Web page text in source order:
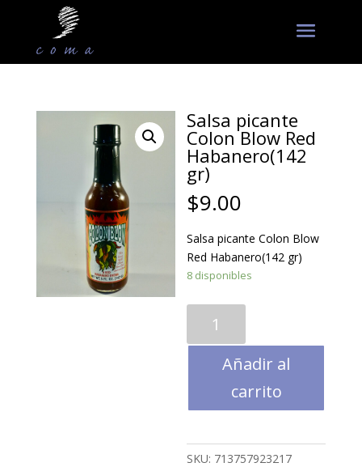
Salsa picante
Colon Blow Red
Habanero(142
gr)
$9.00
Salsa picante Colon Blow
Red Habanero(142 gr)
8 disponibles
picante
Colon
cantidad
Añadir al
carrito
SKU: 713757923217